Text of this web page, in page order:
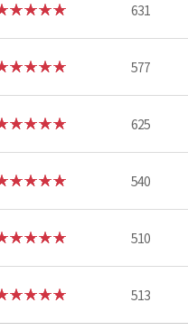
631
577
625
540
510
513